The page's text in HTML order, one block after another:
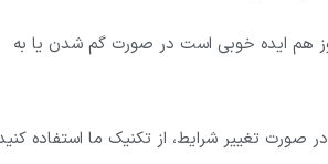
هم ایده خوبی است در صورت گم شدن یا به
تغییر شرایط، از تکنیک ما استفاده